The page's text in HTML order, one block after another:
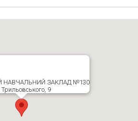
НАВЧАЛЬНИЙ ЗАКЛАД №130
9